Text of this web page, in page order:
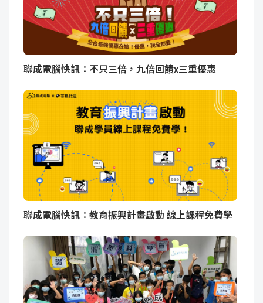
聯成電腦快訊：不只三倍，九倍回饋x三重優惠
聯成電腦快訊：教育振興計畫啟動 線上課程免費學